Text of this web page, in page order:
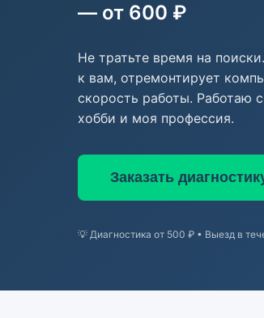
— от 600 ₽
Не тратьте время на
к вам, отремонтирует
скорость работы. Работаю
хобби и моя профессия.
Заказать
💡 Диагностика от 500 ₽ • Выезд в